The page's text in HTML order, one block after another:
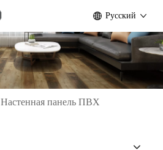
Pусский
Настенная панель ПВХ